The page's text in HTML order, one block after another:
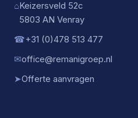
⌂Keizersveld 52c
5803 AN Venray
☎+31 (0)478 513 477
✉office@remanigroep.nl
➤Offerte aanvragen